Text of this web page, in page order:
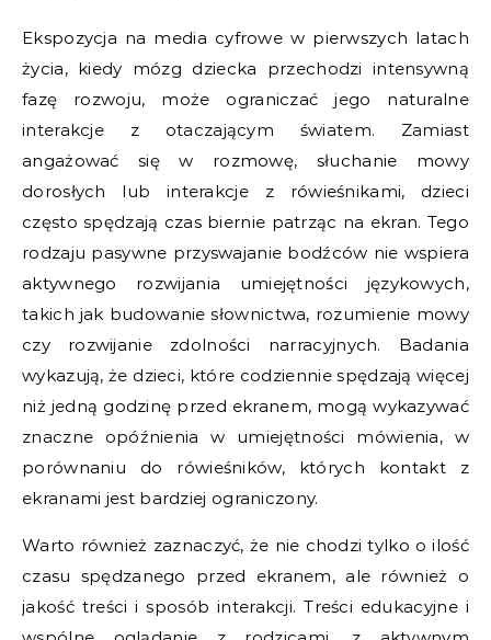
Ekspozycja na media cyfrowe w pierwszych latach
życia, kiedy mózg dziecka przechodzi intensywną
fazę rozwoju, może ograniczać jego naturalne
interakcje z otaczającym światem. Zamiast
angażować się w rozmowę, słuchanie mowy
dorosłych lub interakcje z rówieśnikami, dzieci
często spędzają czas biernie patrząc na ekran. Tego
rodzaju pasywne przyswajanie bodźców nie wspiera
aktywnego rozwijania umiejętności językowych,
takich jak budowanie słownictwa, rozumienie mowy
czy rozwijanie zdolności narracyjnych. Badania
wykazują, że dzieci, które codziennie spędzają więcej
niż jedną godzinę przed ekranem, mogą wykazywać
znaczne opóźnienia w umiejętności mówienia, w
porównaniu do rówieśników, których kontakt z
ekranami jest bardziej ograniczony.
Warto również zaznaczyć, że nie chodzi tylko o ilość
czasu spędzanego przed ekranem, ale również o
jakość treści i sposób interakcji. Treści edukacyjne i